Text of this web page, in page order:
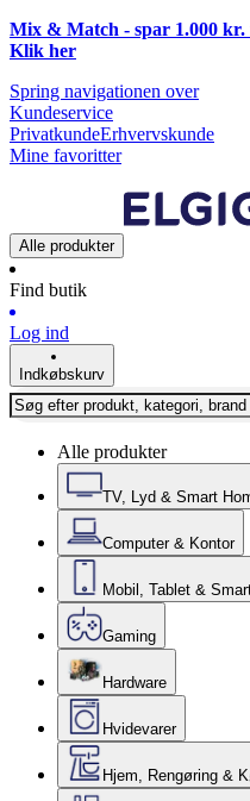
Mix & Match - spar 1.000
Klik her
Spring navigationen over
Kundeservice
PrivatkundeErhvervskunde
Mine favoritter
Alle produkter
Find butik
Log ind
Indkøbskurv
Alle produkter
TV, Lyd & Smart
Computer & Kontor
Mobil, Tablet &
Gaming
Hardware
Hvidevarer
Hjem, Rengøring &